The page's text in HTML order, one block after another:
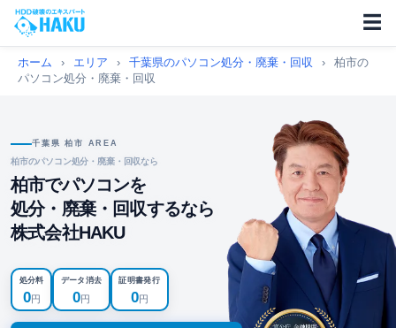
☰
ホーム › エリア › 千葉県のパソコン処分・廃棄・回収 ›
柏市の
パソコン処分・廃棄・回収
千葉県 柏市 AREA
柏市のパソコン処分・廃棄・回収なら
柏市でパソコンを
処分・廃棄・回収するなら
株式会社HAKU
処分料
0円
データ消去
0円
証明書発行
0円